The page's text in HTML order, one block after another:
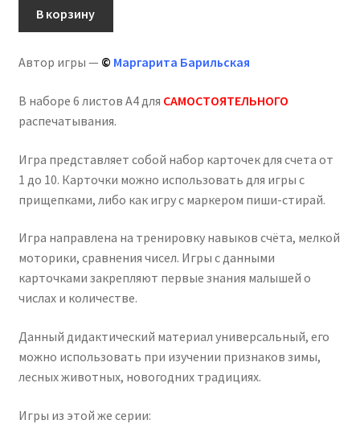
Математическая
игра
счет»,
с
прищепками
В корзину
Автор игры — © Маргарита Барильская
В наборе 6 листов А4 для САМОСТОЯТЕЛЬНОГО
распечатывания.
Игра представляет собой набор карточек для счета от
1 до 10. Карточки можно использовать для игры с
прищепками, либо как игру с маркером пиши-стирай.
Игра направлена на тренировку навыков счёта, мелкой
моторики, сравнения чисел. Игры с данными
карточками закрепляют первые знания малышей о
числах и количестве.
Данный дидактический материал универсальный, его
можно использовать при изучении признаков зимы,
лесных животных, новогодних традициях.
Игры из этой же серии: